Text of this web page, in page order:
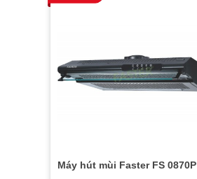
Máy hút mùi Faster FS 0870P